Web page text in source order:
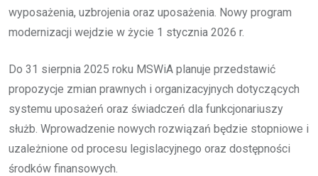
wyposażenia, uzbrojenia oraz uposażenia. Nowy program
modernizacji wejdzie w życie 1 stycznia 2026 r.
Do 31 sierpnia 2025 roku MSWiA planuje przedstawić
propozycje zmian prawnych i organizacyjnych dotyczących
systemu uposażeń oraz świadczeń dla funkcjonariuszy
służb. Wprowadzenie nowych rozwiązań będzie stopniowe i
uzależnione od procesu legislacyjnego oraz dostępności
środków finansowych.